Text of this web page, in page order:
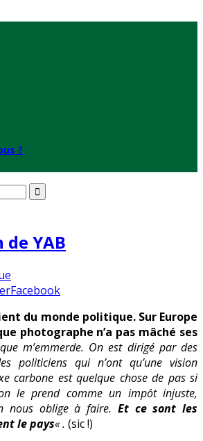
?
YAB
Facebook
du monde politique. Sur Europe
photographe n’a pas mâché ses
m’emmerde. On est dirigé par des
politiciens qui n’ont qu’une vision
carbone est quelque chose de pas si
le prend comme un impôt injuste,
nous oblige à faire. Et ce sont les
le pays« . (sic !)